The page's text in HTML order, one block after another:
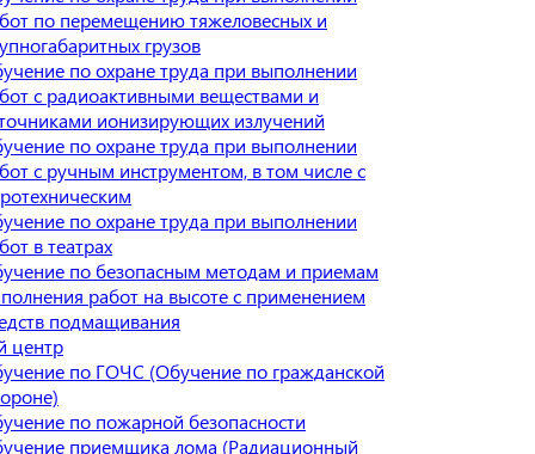
по перемещению тяжеловесных и
грузов
по охране труда при выполнении
с радиоактивными веществами и
ионизирующих излучений
по охране труда при выполнении
с ручным инструментом, в том числе с
по охране труда при выполнении
в театрах
по безопасным методам и приемам
работ на высоте с применением
подмащивания
центр
по ГОЧС (Обучение по гражданской
по пожарной безопасности
приемщика лома (Радиационный